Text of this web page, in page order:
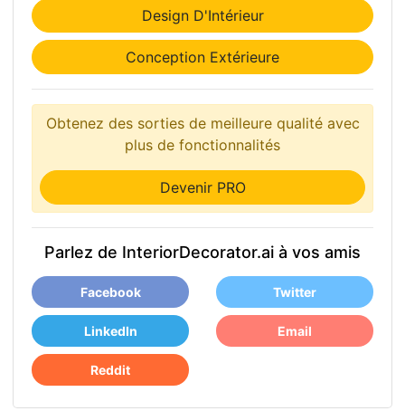
Design D'Intérieur
Conception Extérieure
Obtenez des sorties de meilleure qualité avec
plus de fonctionnalités
Devenir PRO
Parlez de InteriorDecorator.ai à vos amis
Facebook Twitter
LinkedIn Email
Reddit